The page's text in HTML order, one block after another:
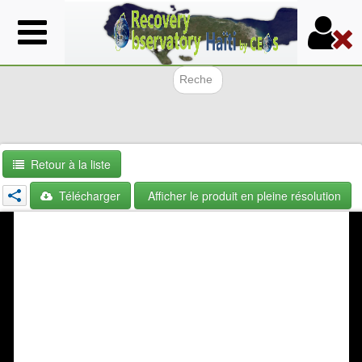
Aller
au
contenu
Retour à la liste
Télécharger
Afficher le produit en pleine résolution